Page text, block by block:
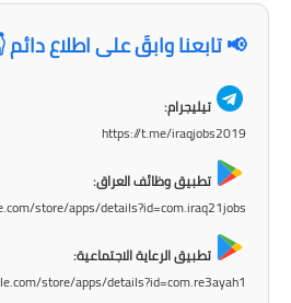
📢 تابعنا وابقَ على اطلاع دائم
تيليجرام:
https://t.me/iraqjobs2019
تطبيق وظائف العراق:
store/apps/details?id=com.iraq21jobs
تطبيق الرعاية الاجتماعية:
store/apps/details?id=com.re3ayah1